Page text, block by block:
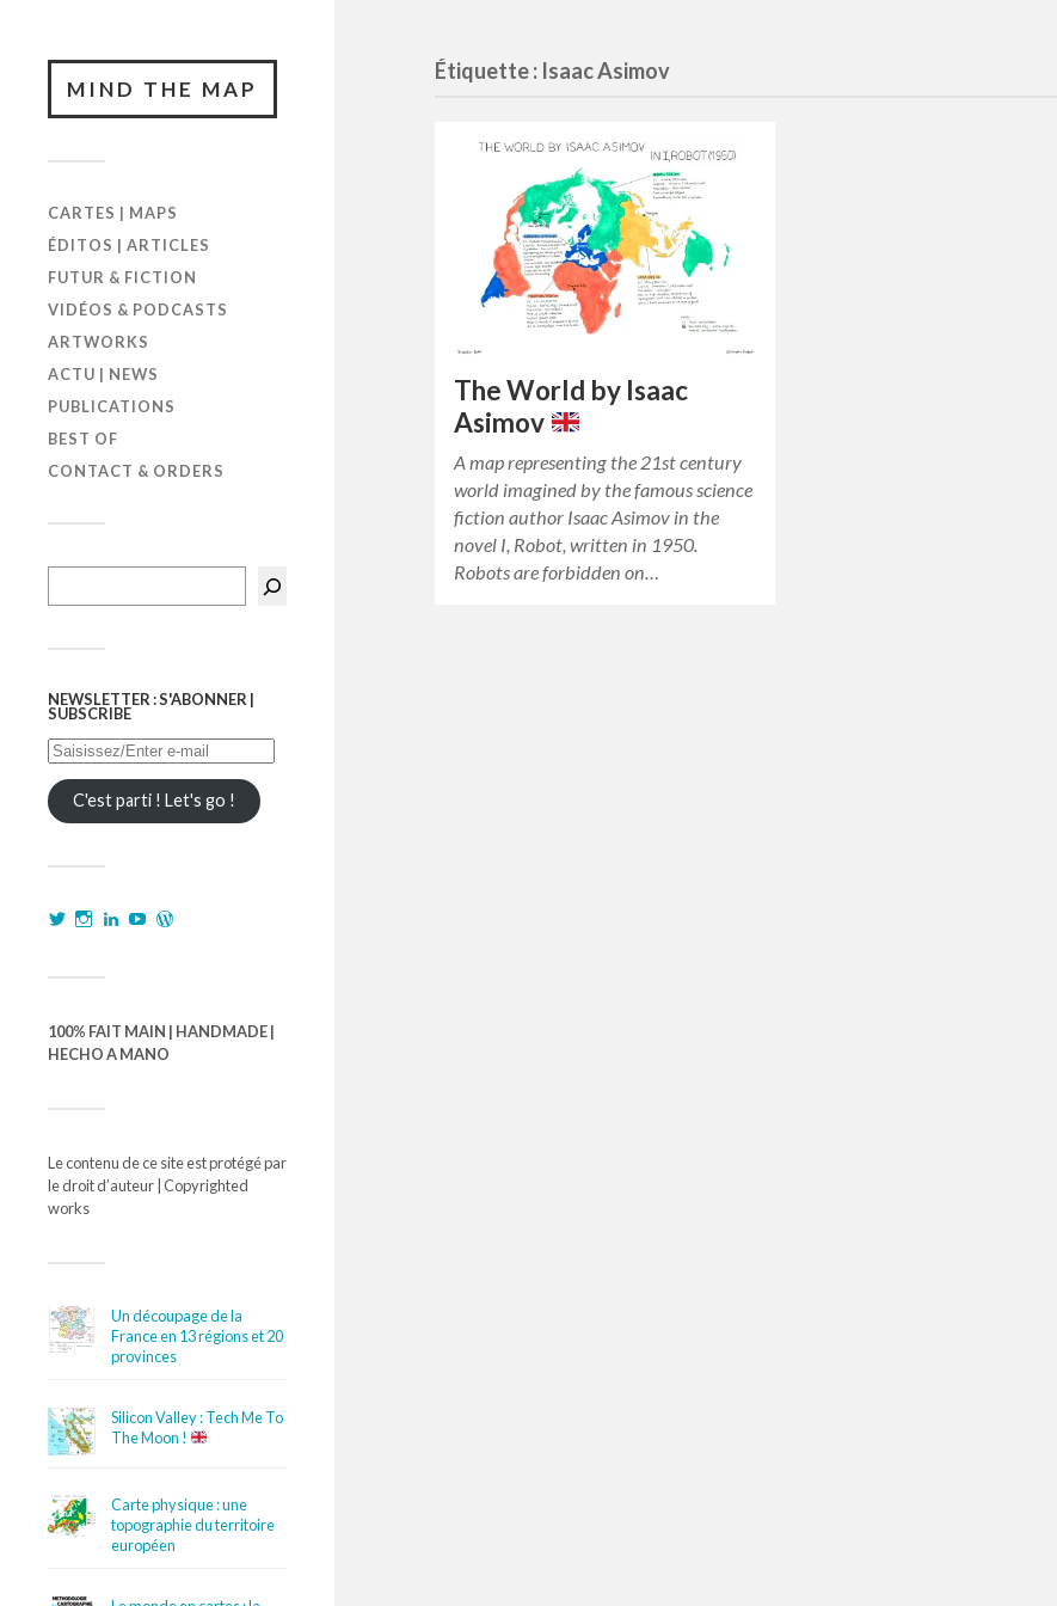
MIND THE MAP
CARTES | MAPS
ÉDITOS | ARTICLES
FUTUR & FICTION
VIDÉOS & PODCASTS
ARTWORKS
ACTU | NEWS
PUBLICATIONS
BEST OF
CONTACT & ORDERS
NEWSLETTER : S'ABONNER |
SUBSCRIBE
C'est parti ! Let's go !
100% FAIT MAIN | HANDMADE |
HECHO A MANO
Le contenu de ce site est protégé par
le droit d’auteur | Copyrighted
works
Un découpage de la
France en 13 régions et 20
provinces
Silicon Valley : Tech Me To
The Moon !
Carte physique : une
topographie du territoire
européen
Étiquette : Isaac Asimov
The World by Isaac
Asimov
A map representing the 21st century
world imagined by the famous science
fiction author Isaac Asimov in the
novel I, Robot, written in 1950.
Robots are forbidden on…